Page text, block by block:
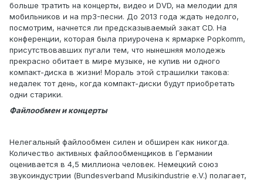
больше тратить на концерты, видео и DVD, на мелодии для
мобильников и на mp3-песни. До 2013 года ждать недолго,
посмотрим, начнется ли предсказываемый закат CD. На
конференции, которая была приурочена к ярмарке Popkomm,
присутствовавших пугали тем, что нынешняя молодежь
прекрасно обитает в мире музыке, не купив ни одного
компакт-диска в жизни! Мораль этой страшилки такова:
недалек тот день, когда компакт-диски будут приобретать
одни старики.
Файлообмен и концерты
Нелегальный файлообмен силен и обширен как никогда.
Количество активных файлообменщиков в Германии
оценивается в 4,5 миллиона человек. Немецкий союз
звукоиндустрии (Bundesverband Musikindustrie e.V.) полагает,